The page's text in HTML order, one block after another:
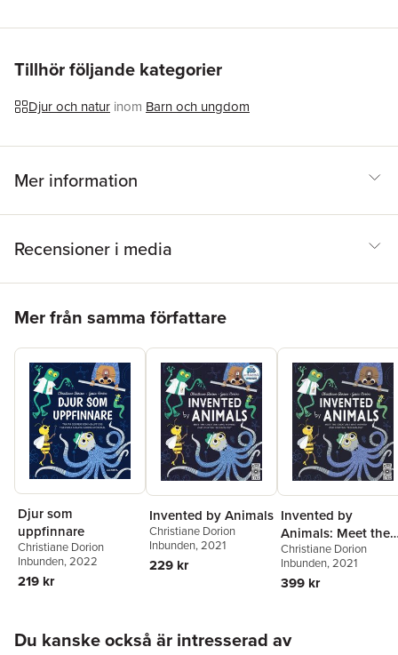
Illustratör
Beverley Young
Utmärkelser Short-listed for Blue Peter Children's Book Awards:
Tillhör följande kategorier
Djur och natur inom Barn och ungdom
Mer information
Recensioner i media
Mer från samma författare
Djur som
uppfinnare
Christiane Dorion
Inbunden, 2022
219 kr
Invented by Animals
Christiane Dorion
Inbunden, 2021
229 kr
Invented by
Animals: Meet the
Creatures Who
Inspired Our
Everyday
Christiane Dorion
Inbunden, 2021
399 kr
Du kanske också är intresserad av